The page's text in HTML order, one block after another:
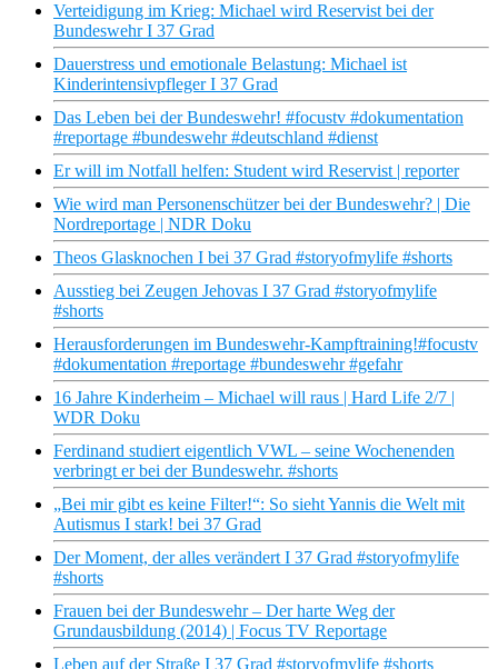
Verteidigung im Krieg: Michael wird Reservist bei der
Bundeswehr I 37 Grad
Dauerstress und emotionale Belastung: Michael ist
Kinderintensivpfleger I 37 Grad
Das Leben bei der Bundeswehr! #focustv #dokumentation
#reportage #bundeswehr #deutschland #dienst
Er will im Notfall helfen: Student wird Reservist | reporter
Wie wird man Personenschützer bei der Bundeswehr? | Die
Nordreportage | NDR Doku
Theos Glasknochen I bei 37 Grad #storyofmylife #shorts
Ausstieg bei Zeugen Jehovas I 37 Grad #storyofmylife
#shorts
Herausforderungen im Bundeswehr-Kampftraining!#focustv
#dokumentation #reportage #bundeswehr #gefahr
16 Jahre Kinderheim – Michael will raus | Hard Life 2/7 |
WDR Doku
Ferdinand studiert eigentlich VWL – seine Wochenenden
verbringt er bei der Bundeswehr. #shorts
„Bei mir gibt es keine Filter!“: So sieht Yannis die Welt mit
Autismus I stark! bei 37 Grad
Der Moment, der alles verändert I 37 Grad #storyofmylife
#shorts
Frauen bei der Bundeswehr – Der harte Weg der
Grundausbildung (2014) | Focus TV Reportage
Leben auf der Straße I 37 Grad #storyofmylife #shorts